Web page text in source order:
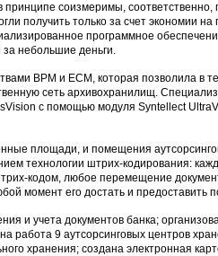
соизмеримы, соответственно,
получить только за счет экономии
программное
небольшие деньги.
BPM и ECM, которая позволила в
сеть архивохранилищ.
с помощью модуля Syntellect
площади, и помещения
технологии штрих-кодирования:
кодом, любое перемещение
момент его достать и предоставить
и учета документов банка;
работа 9 аутсорсинговых центров
хранения; создана электронная